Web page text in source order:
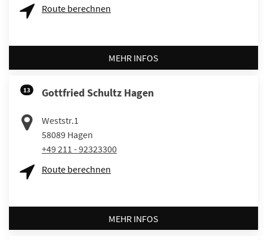
Route berechnen
MEHR INFOS
13 Gottfried Schultz Hagen
Weststr.1
58089 Hagen
+49 211 - 92323300
Route berechnen
MEHR INFOS